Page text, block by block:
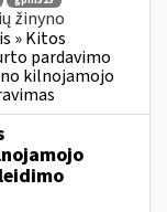
žinyno
» Kitos
pardavimo
kilnojamojo